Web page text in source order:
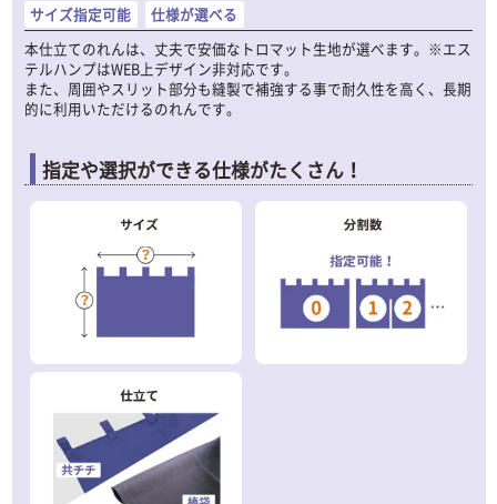
サイズ指定可能
仕様が選べる
本仕立てのれんは、丈夫で安価なトロマット生地が選べます。※エス
テルハンプはWEB上デザイン非対応です。
また、周囲やスリット部分も縫製で補強する事で耐久性を高く、長期
的に利用いただけるのれんです。
指定や選択ができる仕様がたくさん！